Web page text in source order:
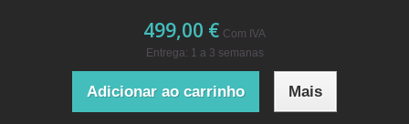
499,00 € Com IVA
Entrega: 1 a 3 semanas
Adicionar ao carrinho Mais